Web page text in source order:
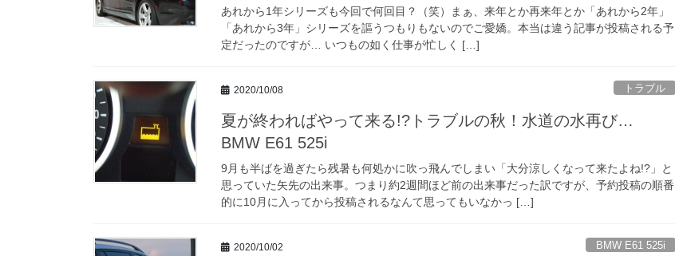
あれから1年シリーズも今回で何回目？（笑）まぁ、来年とか再来年とか「あれから2年」
「あれから3年」シリーズを謳うつもりもないのでご愛嬌。本当は違う記事が投稿される予
定だったのですが… いつもの如く仕事が忙しく […]
2020/10/08 トラブル
夏が終わればやって来る!?トラブルの秋！水道の水再び…
BMW E61 525i
9月も半ばを過ぎたら残暑も何処かに吹っ飛んでしまい「大分涼しくなって来たよね!?」と
思っていた矢先の出来事。つまり約2週間ほど前の出来事だった訳ですが、予約投稿の順番
的に10月に入ってから投稿されるなんて思ってもいなかっ […]
2020/10/02 BMW E61 525i